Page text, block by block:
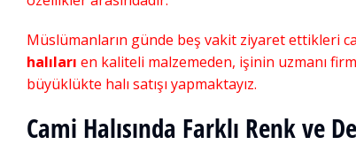
Müslümanların günde beş vakit ziyaret ettikleri
halıları en kaliteli malzemeden, işinin uzmanı
büyüklükte halı satışı yapmaktayız.
Cami Halısında Farklı Renk ve
Cami halısı
Akrilik Cami Halısı ,